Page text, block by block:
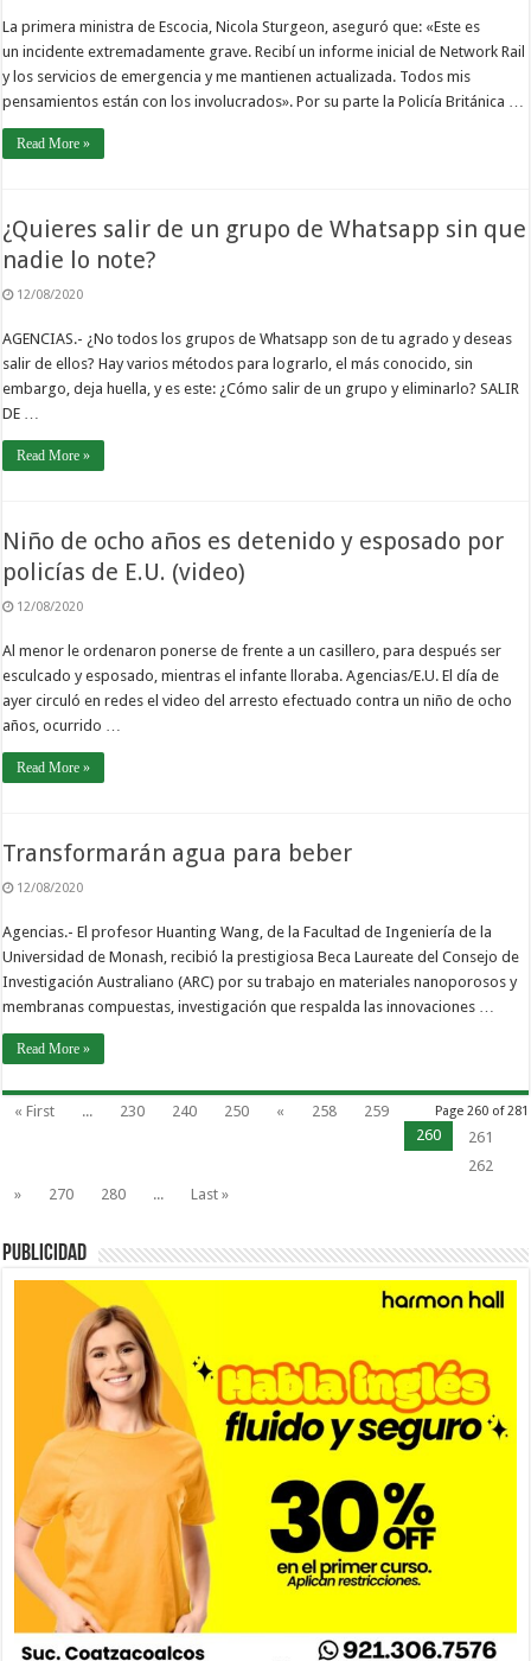
La primera ministra de Escocia, Nicola Sturgeon, aseguró que: «Este es
un incidente extremadamente grave. Recibí un informe inicial de Network Rail
y los servicios de emergencia y me mantienen actualizada. Todos mis
pensamientos están con los involucrados». Por su parte la Policía Británica …
Read More »
¿Quieres salir de un grupo de Whatsapp sin que
nadie lo note?
12/08/2020
AGENCIAS.- ¿No todos los grupos de Whatsapp son de tu agrado y deseas
salir de ellos? Hay varios métodos para lograrlo, el más conocido, sin
embargo, deja huella, y es este: ¿Cómo salir de un grupo y eliminarlo? SALIR
DE …
Read More »
Niño de ocho años es detenido y esposado por
policías de E.U. (video)
12/08/2020
Al menor le ordenaron ponerse de frente a un casillero, para después ser
esculcado y esposado, mientras el infante lloraba. Agencias/E.U. El día de
ayer circuló en redes el video del arresto efectuado contra un niño de ocho
años, ocurrido …
Read More »
Transformarán agua para beber
12/08/2020
Agencias.- El profesor Huanting Wang, de la Facultad de Ingeniería de la
Universidad de Monash, recibió la prestigiosa Beca Laureate del Consejo de
Investigación Australiano (ARC) por su trabajo en materiales nanoporosos y
membranas compuestas, investigación que respalda las innovaciones …
Read More »
Page 260 of 281
« First ... 230 240 250 « 258
259
260
261
262
»
270 280 ... Last »
PUBLICIDAD